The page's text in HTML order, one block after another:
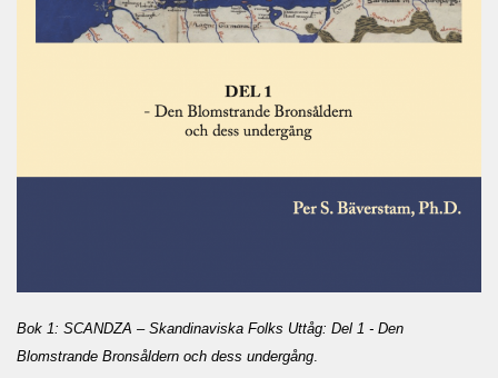
Bok 1: SCANDZA – Skandinaviska Folks Uttåg: Del 1 - Den
Blomstrande Bronsåldern och dess undergång